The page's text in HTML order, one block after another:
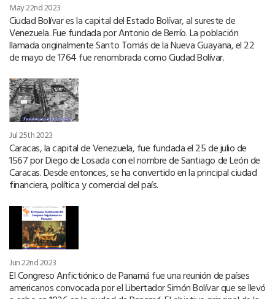
May 22nd 2023
Ciudad Bolívar es la capital del Estado Bolívar, al sureste de
Venezuela. Fue fundada por Antonio de Berrío. La población
llamada originalmente Santo Tomás de la Nueva Guayana, el 22
de mayo de 1764 fue renombrada como Ciudad Bolívar.
Jul 25th 2023
Caracas, la capital de Venezuela, fue fundada el 25 de julio de
1567 por Diego de Losada con el nombre de Santiago de León de
Caracas. Desde entonces, se ha convertido en la principal ciudad
financiera, política y comercial del país.
Jun 22nd 2023
El Congreso Anfictiónico de Panamá fue una reunión de países
americanos convocada por el Libertador Simón Bolívar que se llevó